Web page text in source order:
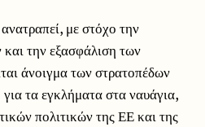
με στόχο την
την εξασφάλιση των
άνοιγμα των στρατοπέδων
τα εγκλήματα στα ναυάγια,
πολιτικών της ΕΕ και της